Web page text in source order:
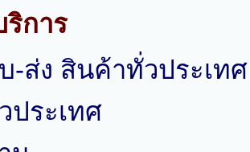
การ
-ส่ง สินค้าทั่วประเท
ประเทศ